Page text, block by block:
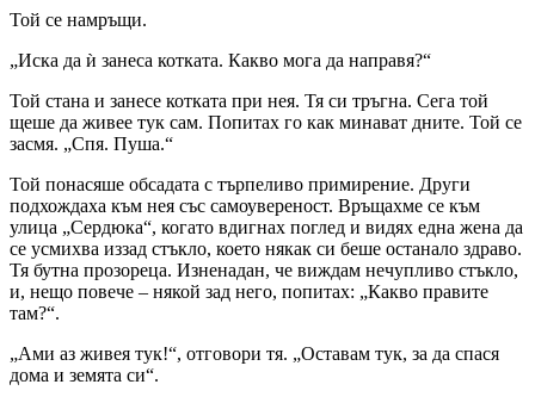
Той се намръщи.
„Иска да ѝ занеса котката. Какво мога да направя?“
Той стана и занесе котката при нея. Тя си тръгна. Сега той
щеше да живее тук сам. Попитах го как минават дните. Той се
засмя. „Спя. Пуша.“
Той понасяше обсадата с търпеливо примирение. Други
подхождаха към нея със самоувереност. Връщахме се към
улица „Сердюка“, когато вдигнах поглед и видях една жена да
се усмихва иззад стъкло, което някак си беше останало здраво.
Тя бутна прозореца. Изненадан, че виждам нечупливо стъкло,
и, нещо повече – някой зад него, попитах: „Какво правите
там?“.
„Ами аз живея тук!“, отговори тя. „Оставам тук, за да спася
дома и земята си“.